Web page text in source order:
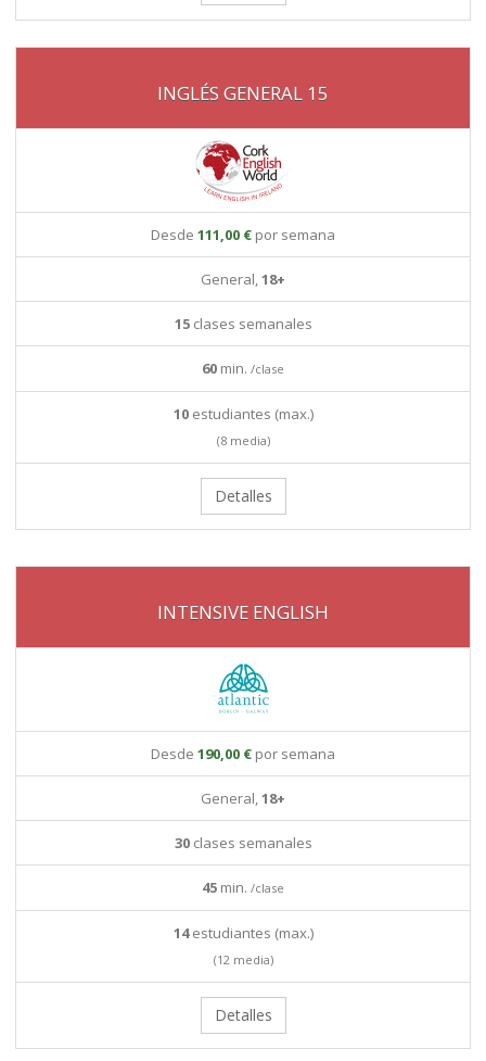
INGLÉS GENERAL 15
Desde 111,00 € por semana
General,18+
15clases semanales
60 min. /clase
10estudiantes (max.)
(8 media)
Detalles
INTENSIVE ENGLISH
Desde 190,00 € por semana
General,18+
30clases semanales
45 min. /clase
14estudiantes (max.)
(12 media)
Detalles